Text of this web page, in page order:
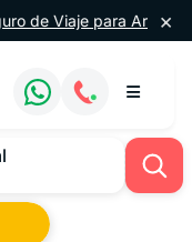
para Argentina• 🔔
×